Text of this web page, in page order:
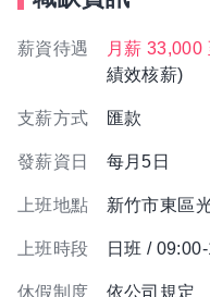
薪資待遇 月薪 33,000
績效核薪)
支薪方式 匯款
發薪資日 每月5日
上班地點 新竹市東區
上班時段 日班 /
休假制度 依公司規定